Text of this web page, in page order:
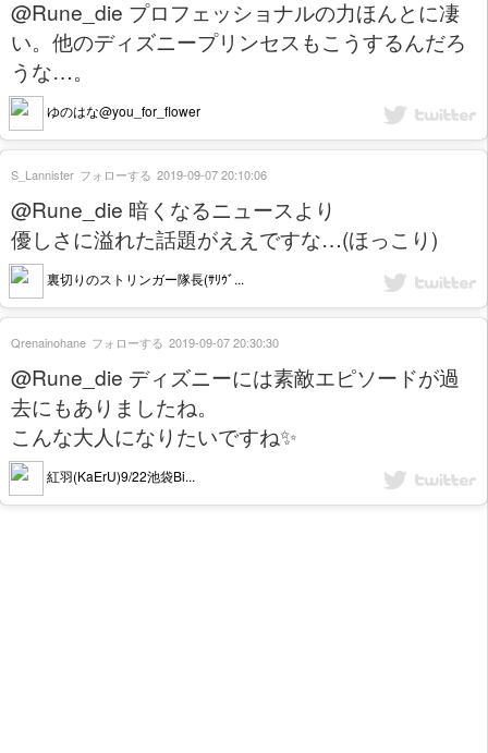
@Rune_die プロフェッショナルの力ほんとに凄
い。他のディズニープリンセスもこうするんだろ
うな…。
ゆのはな@you_for_flower
@Rune_die 暗くなるニュースより
優しさに溢れた話題がええですな…(ほっこり)
裏切りのストリンガー隊長(ｻﾘｳﾞ...
S_Lannister フォローする 2019-09-07 20:10:06
@Rune_die ディズニーには素敵エピソードが過
去にもありましたね。
こんな大人になりたいですね✨
紅羽(KaErU)9/22池袋Bi...
Qrenainohane フォローする 2019-09-07 20:30:30